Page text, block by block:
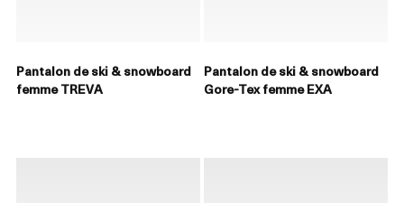
Pantalon de ski & snowboard
femme TREVA
Pantalon de ski & snowboard
Gore-Tex femme EXA